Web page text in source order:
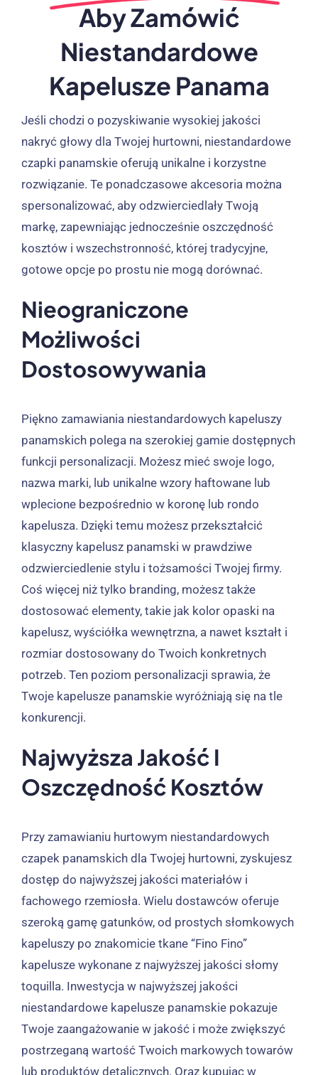
Aby Zamówić
Niestandardowe
Kapelusze Panama
Jeśli chodzi o pozyskiwanie wysokiej jakości
nakryć głowy dla Twojej hurtowni, niestandardowe
czapki panamskie oferują unikalne i korzystne
rozwiązanie. Te ponadczasowe akcesoria można
spersonalizować, aby odzwierciedlały Twoją
markę, zapewniając jednocześnie oszczędność
kosztów i wszechstronność, której tradycyjne,
gotowe opcje po prostu nie mogą dorównać.
Nieograniczone
Możliwości
Dostosowywania
Piękno zamawiania niestandardowych kapeluszy
panamskich polega na szerokiej gamie dostępnych
funkcji personalizacji. Możesz mieć swoje logo,
nazwa marki, lub unikalne wzory haftowane lub
wplecione bezpośrednio w koronę lub rondo
kapelusza. Dzięki temu możesz przekształcić
klasyczny kapelusz panamski w prawdziwe
odzwierciedlenie stylu i tożsamości Twojej firmy.
Coś więcej niż tylko branding, możesz także
dostosować elementy, takie jak kolor opaski na
kapelusz, wyściółka wewnętrzna, a nawet kształt i
rozmiar dostosowany do Twoich konkretnych
potrzeb. Ten poziom personalizacji sprawia, że ​​
Twoje kapelusze panamskie wyróżniają się na tle
konkurencji.
Najwyższa Jakość I
Oszczędność Kosztów
Przy zamawianiu hurtowym niestandardowych
czapek panamskich dla Twojej hurtowni, zyskujesz
dostęp do najwyższej jakości materiałów i
fachowego rzemiosła. Wielu dostawców oferuje
szeroką gamę gatunków, od prostych słomkowych
kapeluszy po znakomicie tkane “Fino Fino”
kapelusze wykonane z najwyższej jakości słomy
toquilla. Inwestycja w najwyższej jakości
niestandardowe kapelusze panamskie pokazuje
Twoje zaangażowanie w jakość i może zwiększyć
postrzeganą wartość Twoich markowych towarów
lub produktów detalicznych. Oraz kupując w